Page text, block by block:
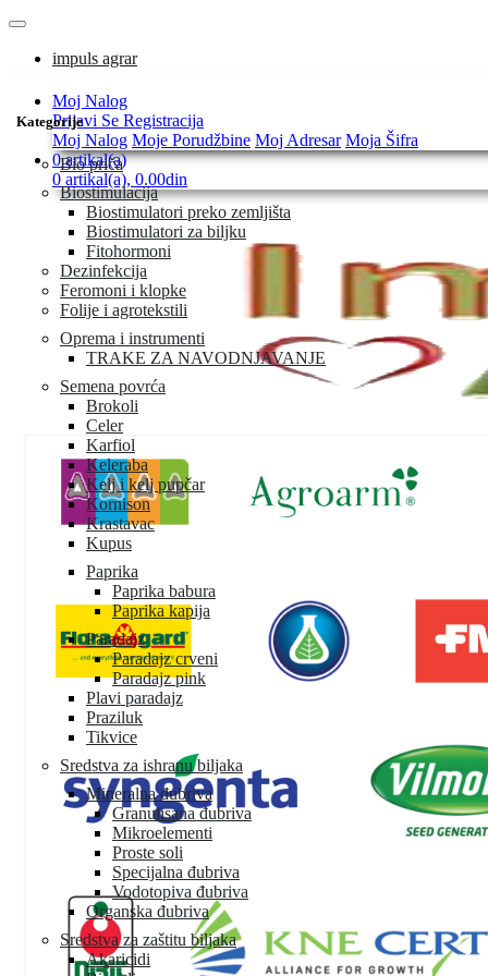
impuls agrar
Kategorije
Bio priča
Biostimulacija
Biostimulatori preko zemljišta
Biostimulatori za biljku
Fitohormoni
Dezinfekcija
Feromoni i klopke
Folije i agrotekstili
Oprema i instrumenti
TRAKE ZA NAVODNJAVANJE
Semena povrća
Brokoli
Celer
Karfiol
Keleraba
Kelj i kelj pupčar
Kornison
Krastavac
Kupus
Paprika
Paprika babura
Paprika kapija
Paradajz
Paradajz crveni
Paradajz pink
Plavi paradajz
Praziluk
Tikvice
Sredstva za ishranu biljaka
Mineralna đubriva
Granulisana đubriva
Mikroelementi
Proste soli
Specijalna đubriva
Vodotopiva đubriva
Organska đubriva
Sredstva za zaštitu biljaka
Akaricidi
Moj Nalog
Prijavi Se Registracija
Moj Nalog Moje Porudžbine Moj Adresar Moja Šifra
0 artikal(a)
0 artikal(a), 0.00din